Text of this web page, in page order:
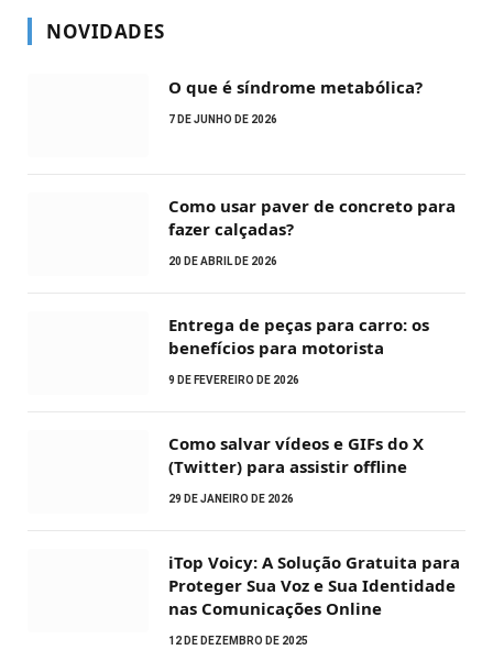
NOVIDADES
O que é síndrome metabólica?
7 DE JUNHO DE 2026
Como usar paver de concreto para
fazer calçadas?
20 DE ABRIL DE 2026
Entrega de peças para carro: os
benefícios para motorista
9 DE FEVEREIRO DE 2026
Como salvar vídeos e GIFs do X
(Twitter) para assistir offline
29 DE JANEIRO DE 2026
iTop Voicy: A Solução Gratuita para
Proteger Sua Voz e Sua Identidade
nas Comunicações Online
12 DE DEZEMBRO DE 2025